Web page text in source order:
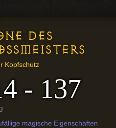
DES
Kopfschutz
- 137
magische Eigenschaften